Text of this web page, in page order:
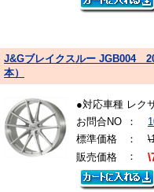
J&Gブレイクスルー JGB004
本）
●対応車種 レク
お問合NO
：
標準価格
：
販売価格
：